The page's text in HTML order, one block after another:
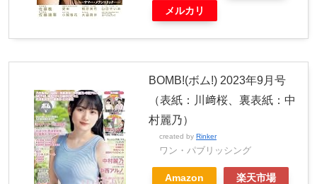
メルカリ
BOMB!(ボム!) 2023年9月号
（表紙：川﨑桜、裏表紙：中
村麗乃）
created by Rinker
ワン・パブリッシング
Amazon 楽天市場